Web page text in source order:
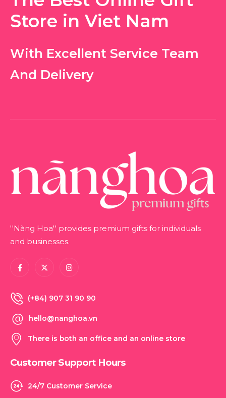
Store in Viet Nam
With Excellent Service Team
And Delivery
''Nàng Hoa'' provides premium gifts for individuals
and businesses.
(+84) 907 31 90 90
hello@nanghoa.vn
There is both an office and an online store
Customer Support Hours
24/7 Customer Service